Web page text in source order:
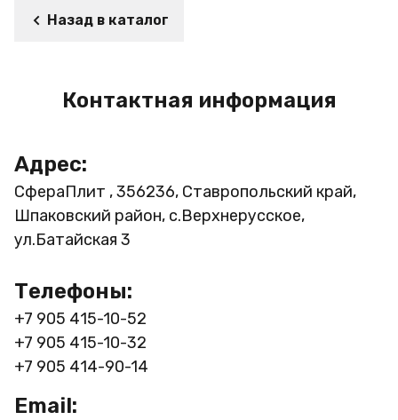
Назад в каталог
Контактная информация
Адрес:
СфераПлит , 356236, Ставропольский край,
Шпаковский район, с.Верхнерусское,
ул.Батайская 3
Телефоны:
+7 905 415-10-52
+7 905 415-10-32
+7 905 414-90-14
Email: